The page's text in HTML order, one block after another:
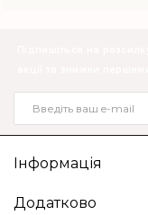
Інформація
Додатково